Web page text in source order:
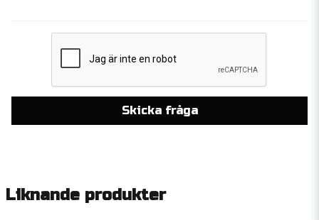
Skicka fråga
Liknande produkter